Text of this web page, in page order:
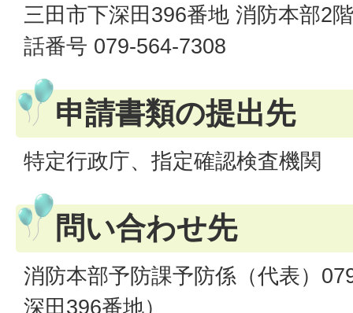
三田市下深田396番地 消防本部2
話番号 079-564-7308
申請書類の提出先
特定行政庁、指定確認検査機関
問い合わせ先
消防本部予防課予防係（代表）
深田396番地）